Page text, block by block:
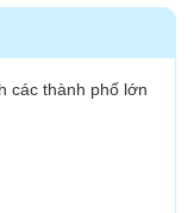
các thành phố lớn